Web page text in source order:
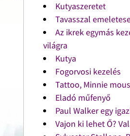
Kutyaszeretet
Tavasszal
Az ikrek egymás
világra
Kutya
Fogorvosi kezelés
Tattoo, Minnie
Eladó műfenyő
Paul Walker egy
Vajon ki lehet Ő?